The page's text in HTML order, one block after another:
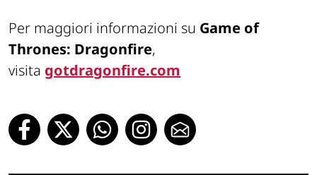
Per maggiori informazioni su Game of
Thrones: Dragonfire,
visita gotdragonfire.com